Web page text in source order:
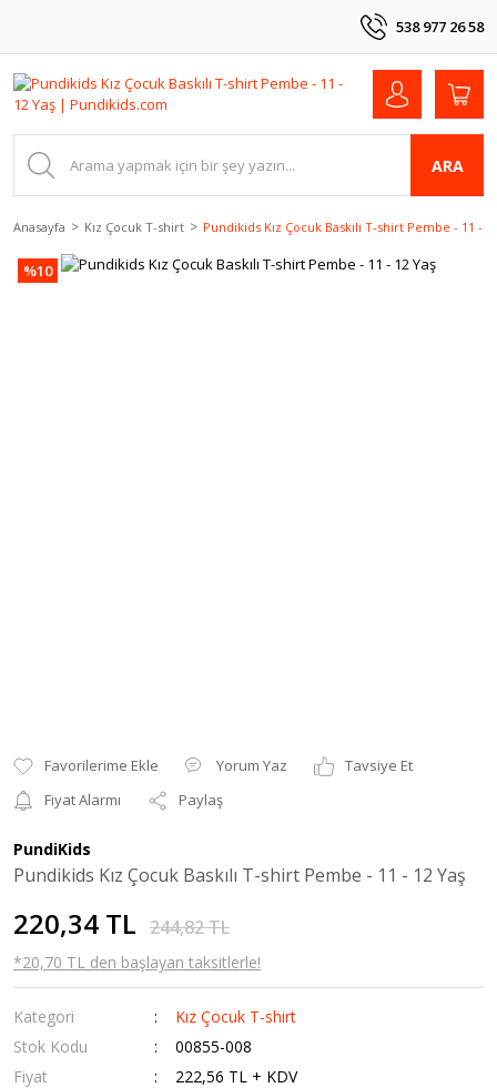
538 977 26 58
ARA
Anasayfa Kız Çocuk T-shirt Pundikids Kız Çocuk Baskılı T-shirt Pembe - 11 -
%10
Yorum Yaz
Tavsiye Et
Fiyat Alarmı
Paylaş
PundiKids
Pundikids Kız Çocuk Baskılı T-shirt Pembe - 11 - 12 Yaş
220,34 TL 244,82 TL
*20,70 TL den başlayan taksitlerle!
Kategori
Kız Çocuk T-shirt
Stok Kodu
00855-008
Fiyat
222,56 TL + KDV